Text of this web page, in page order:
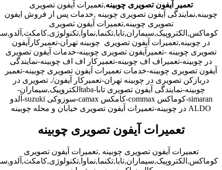
تعمیر آیفون تصویری چوبینه,تعمیرات آیفون تصویری
چوبینه,نمایندگی آیفون تصویری چوبینه ,خدمات پس از فروش ایفون
تصویری چوبینه,تعمیرات آیفون تصویری
در چوبینه,تعمیرات آیفون تصویری چوبینه تهران-تعمیرکارآیفون
تصویری چوبینه -تعمیرآیفون تصویری چوبینه-خدمات آیفون تصویری
در چوبینه-تعمیراف اف چوبینه-تعمیرکار اف اف چوبینه-نمایندگی
آیفون تصویری چوبینه-خدمات تعمیرات آیفون تصویری چوبینه-تعمیر
دربازکن تصویری در چوبینه تهران-تعمیرکار آیفون/. تصویری در
چوبینه-نمایندگی آیفون تصویری تابا-tabaالکتروپیک,سیماران-
simaran-کوماکس commax-کامکس camax-سوزوکی suzuki-آلدو
ALDO در چوبینه-تعمیرات آیفون تصویری خیابان و محله چوبینه
تعمیرات آیفون تصویری چوبینه
تعمیرات آیفون تصویری چوبینه ,تعمیرات آیفون تصویری